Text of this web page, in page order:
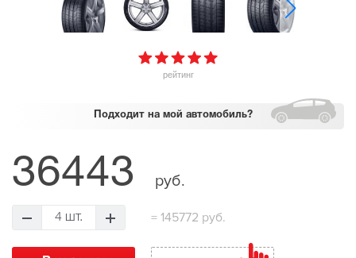
рейтинг
Подходит на мой автомобиль?
36443 руб.
4 шт. = 145772 руб.